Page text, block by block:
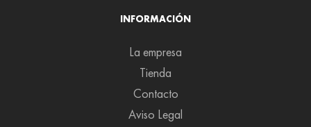
INFORMACIÓN
La empresa
Tienda
Contacto
Aviso Legal